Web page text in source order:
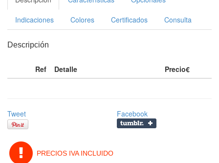
Indicaciones Colores Certificados Consulta
Descripción
Ref Detalle Precio€
Tweet Facebook
PRECIOS IVA INCLUIDO